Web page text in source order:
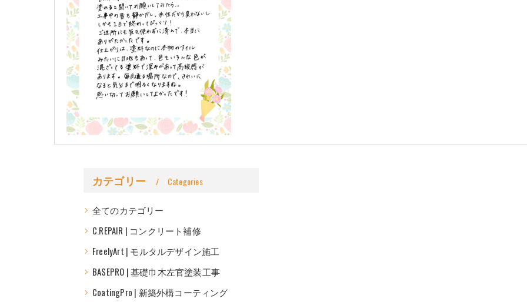
カテゴリー Categories
全てのカテゴリー
C.REPAIR | コンクリート補修
FreelyArt | モルタルデザイン施工
BASEPRO | 基礎巾木左官塗装工事
CoatingPro | 新築外構コーティング